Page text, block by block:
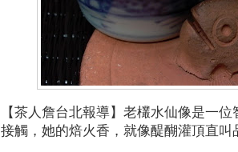
【茶人詹台北報導】 老欉水仙像是一位
接觸，她的焙火香，就像醍醐灌頂直叫